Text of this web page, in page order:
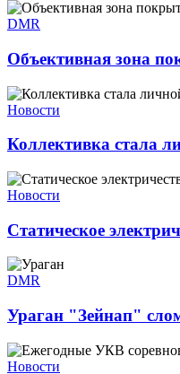
DMR
Объективная зона
Новости
Коллективка стала
Новости
Статическое
DMR
Ураган "Зейнап"
Новости